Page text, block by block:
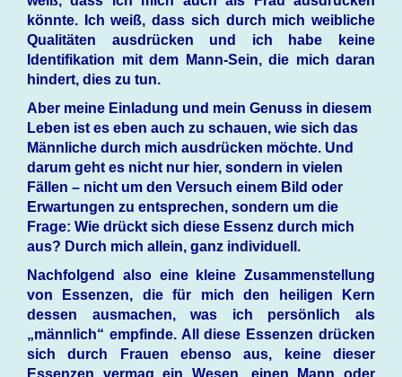
könnte. Ich weiß, dass sich durch mich weibliche
Qualitäten ausdrücken und ich habe keine
Identifikation mit dem Mann-Sein, die mich daran
hindert, dies zu tun.
Aber meine Einladung und mein Genuss in diesem
Leben ist es eben auch zu schauen, wie sich das
Männliche durch mich ausdrücken möchte. Und
darum geht es nicht nur hier, sondern in vielen
Fällen – nicht um den Versuch einem Bild oder
Erwartungen zu entsprechen, sondern um die
Frage: Wie drückt sich diese Essenz durch mich
aus? Durch mich allein, ganz individuell.
Nachfolgend also eine kleine Zusammenstellung
von Essenzen, die für mich den heiligen Kern
dessen ausmachen, was ich persönlich als
„männlich“ empfinde. All diese Essenzen drücken
sich durch Frauen ebenso aus, keine dieser